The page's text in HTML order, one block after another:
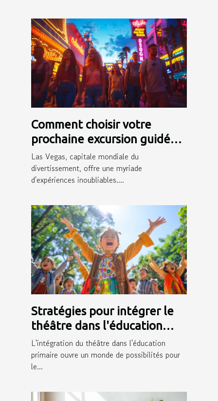
Comment choisir votre
prochaine excursion guidée
en français à Las Vegas
Las Vegas, capitale mondiale du
divertissement, offre une myriade
d'expériences inoubliables....
Stratégies pour intégrer le
théâtre dans l'éducation
primaire et ses bénéfices
L'intégration du théâtre dans l'éducation
primaire ouvre un monde de possibilités pour
le...